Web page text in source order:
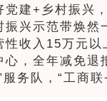
建+乡村振兴
振兴示范带焕
性收入15万元
心，全年减免
务队，“工商